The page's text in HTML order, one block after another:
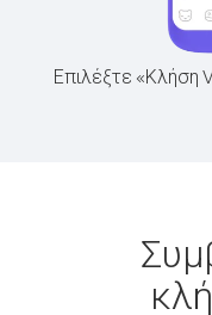
Επιλέξτε «Κλήση